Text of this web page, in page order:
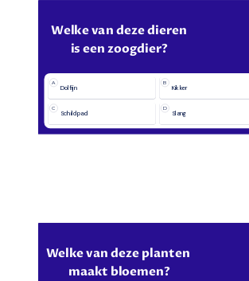
Welke van deze dieren
is een zoogdier?
A
Dolfijn
B
Kikker
C
Schildpad
D
Slang
Welke van deze planten
maakt bloemen?